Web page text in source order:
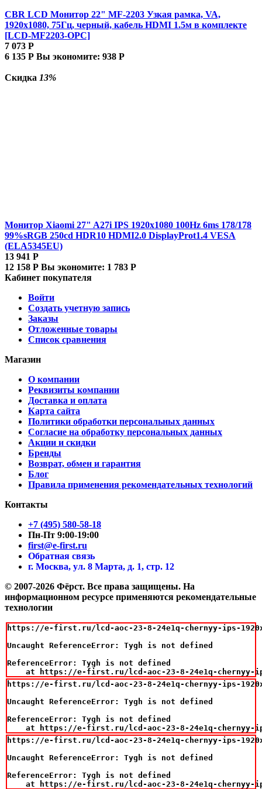
CBR LCD Монитор 22" MF-2203 Узкая рамка, VA,
1920x1080, 75Гц, черный, кабель HDMI 1.5м в комплекте
[LCD-MF2203-OPC]
7 073 Р
6 135 Р Вы экономите: 938 Р
Скидка 13%
Монитор Xiaomi 27" A27i IPS 1920x1080 100Hz 6ms 178/178
99%sRGB 250cd HDR10 HDMI2.0 DisplayProt1.4 VESA
(ELA5345EU)
13 941 Р
12 158 Р Вы экономите: 1 783 Р
Кабинет покупателя
Войти
Создать учетную запись
Заказы
Отложенные товары
Список сравнения
Магазин
О компании
Реквизиты компании
Доставка и оплата
Карта сайта
Политики обработки персональных данных
Согласие на обработку персональных данных
Акции и скидки
Бренды
Возврат, обмен и гарантия
Блог
Правила применения рекомендательных технологий
Контакты
+7 (495) 580-58-18
Пн-Пт 9:00-19:00
first@e-first.ru
Обратная связь
г. Москва, ул. 8 Марта, д. 1, стр. 12
© 2007-2026 Фёрст. Все права защищены. На
информационном ресурсе применяются рекомендательные
технологии
https://e-first.ru/lcd-aoc-23-8-24e1q-chernyy-ips-
Uncaught ReferenceError: Tygh is not defined
ReferenceError: Tygh is not defined
at https://e-first.ru/lcd-aoc-23-8-24e1q-
https://e-first.ru/lcd-aoc-23-8-24e1q-chernyy-ips-
Uncaught ReferenceError: Tygh is not defined
ReferenceError: Tygh is not defined
at https://e-first.ru/lcd-aoc-23-8-24e1q-
https://e-first.ru/lcd-aoc-23-8-24e1q-chernyy-ips-
Uncaught ReferenceError: Tygh is not defined
ReferenceError: Tygh is not defined
at https://e-first.ru/lcd-aoc-23-8-24e1q-